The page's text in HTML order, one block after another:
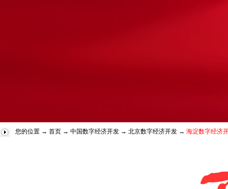
您的位置 → 首页 → 中国数字经济开发 → 北京数字经济开发 → 海淀数字经济